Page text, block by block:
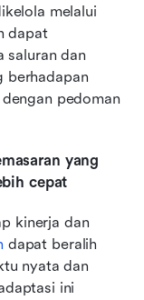
melalui
dapat
saluran dan
berhadapan
pedoman
yang
cepat
kinerja dan
dapat beralih
nyata dan
ini